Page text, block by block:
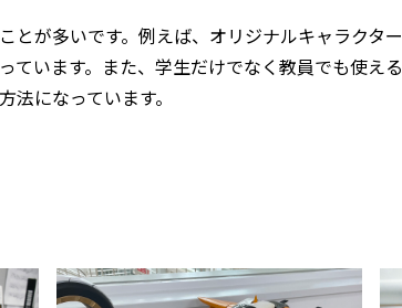
とが多いです。例えば、オリジナルキャラクタ
ています。また、学生だけでなく教員でも使え
になっています。